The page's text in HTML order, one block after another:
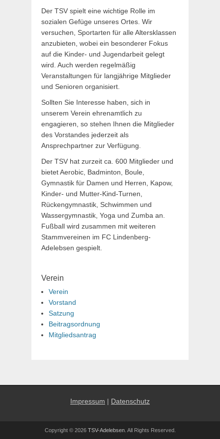
Der TSV spielt eine wichtige Rolle im
sozialen Gefüge unseres Ortes. Wir
versuchen, Sportarten für alle Altersklassen
anzubieten, wobei ein besonderer Fokus
auf die Kinder- und Jugendarbeit gelegt
wird. Auch werden regelmäßig
Veranstaltungen für langjährige Mitglieder
und Senioren organisiert.
Sollten Sie Interesse haben, sich in
unserem Verein ehrenamtlich zu
engagieren, so stehen Ihnen die Mitglieder
des Vorstandes jederzeit als
Ansprechpartner zur Verfügung.
Der TSV hat zurzeit ca. 600 Mitglieder und
bietet Aerobic, Badminton, Boule,
Gymnastik für Damen und Herren, Kapow,
Kinder- und Mutter-Kind-Turnen,
Rückengymnastik, Schwimmen und
Wassergymnastik, Yoga und Zumba an.
Fußball wird zusammen mit weiteren
Stammvereinen im FC Lindenberg-
Adelebsen gespielt.
Verein
Verein
Vorstand
Satzung
Beitragsordnung
Mitgliedsantrag
Impressum | Datenschutz
Copyright © 2026 TSV-Adelebsen. All Rights Reserved.